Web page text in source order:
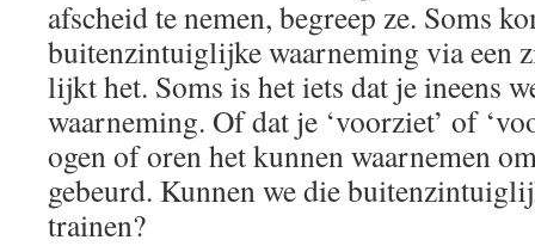
afscheid te nemen, begreep ze. Soms
buitenzintuiglijke waarneming via een
lijkt het. Soms is het iets dat je ineens
waarneming. Of dat je ‘voorziet’ of
ogen of oren het kunnen waarnemen
gebeurd. Kunnen we die
trainen?